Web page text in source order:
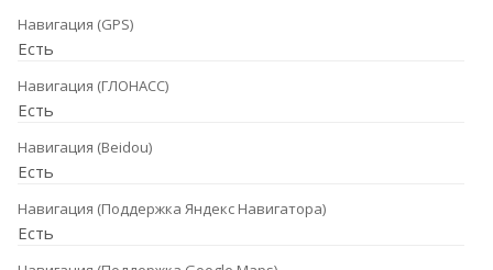
Навигация (GPS)
Есть
Навигация (ГЛОНАСС)
Есть
Навигация (Beidou)
Есть
Навигация (Поддержка Яндекс Навигатора)
Есть